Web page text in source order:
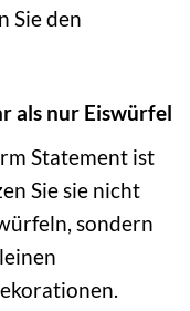
Sie den
als nur Eiswürfel
Statement ist
Sie sie nicht
sondern